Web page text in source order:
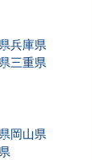
工場に設
兵庫県
三重県
岡山県